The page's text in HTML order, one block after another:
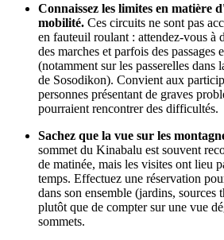
Connaissez les limites en matière
mobilité. Ces circuits ne sont pas
en fauteuil roulant : attendez-vous à
des marches et parfois des passages
(notamment sur les passerelles dans
de Sosodikon). Convient aux
personnes présentant de graves
pourraient rencontrer des difficultés.
Sachez que la vue sur les
sommet du Kinabalu est souvent
de matinée, mais les visites ont lieu
temps. Effectuez une réservation
dans son ensemble (jardins, sources
plutôt que de compter sur une vue
sommets.